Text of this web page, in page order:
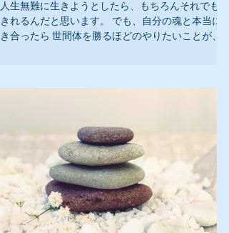
人生無難に生きようとしたら、もちろんそれでも生
きれるんだと思います。 でも、自分の魂と本当に向
き合ったら 世間体を勝るほどのやりたいことが、誰